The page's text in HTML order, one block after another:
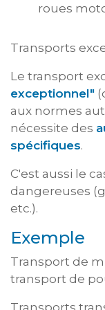
roues
Transports
Le transport
exceptionnel"
aux normes
nécessite des
spécifiques.
C'est aussi le
dangereuses
etc.).
Exemple
Transport de
transport de
Transports